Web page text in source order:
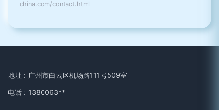
china.com/contact.html
地址：广州市白云区机场路111号509室
电话：1380063**